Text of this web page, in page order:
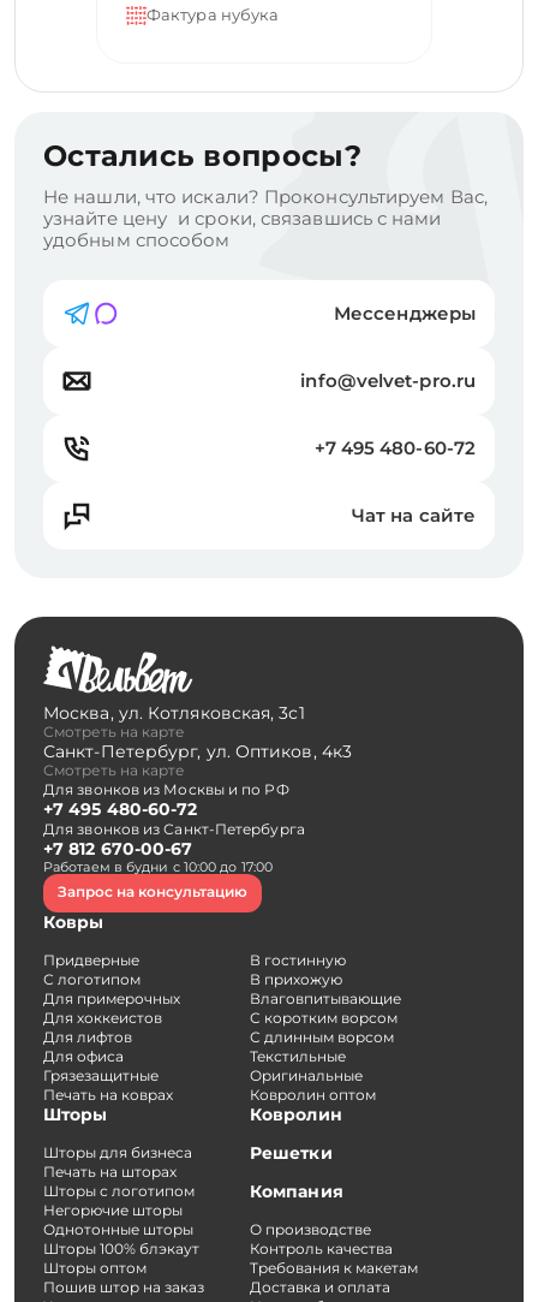
Фактура нубука
Остались вопросы?
Не нашли, что искали? Проконсультируем Вас,
узнайте цену и сроки, связавшись с нами
удобным способом
Мессенджеры
info@velvet-pro.ru
+7 495 480-60-72
Чат на сайте
Москва, ул. Котляковская, 3с1
Смотреть на карте
Санкт-Петербург, ул. Оптиков, 4к3
Смотреть на карте
Для звонков из Москвы и по РФ
+7 495 480-60-72
Для звонков из Санкт-Петербурга
+7 812 670-00-67
Работаем в будни с 10:00 до 17:00
Запрос на консультацию
Ковры
Придверные
С логотипом
Для примерочных
Для хоккеистов
Для лифтов
Для офиса
Грязезащитные
Печать на коврах
В гостинную
В прихожую
Влаговпитывающие
С коротким ворсом
С длинным ворсом
Текстильные
Оригинальные
Ковролин оптом
Шторы
Шторы для бизнеса
Печать на шторах
Шторы с логотипом
Негорючие шторы
Однотонные шторы
Шторы 100% блэкаут
Шторы оптом
Пошив штор на заказ
Ковролин
Решетки
Компания
О производстве
Контроль качества
Требования к макетам
Доставка и оплата